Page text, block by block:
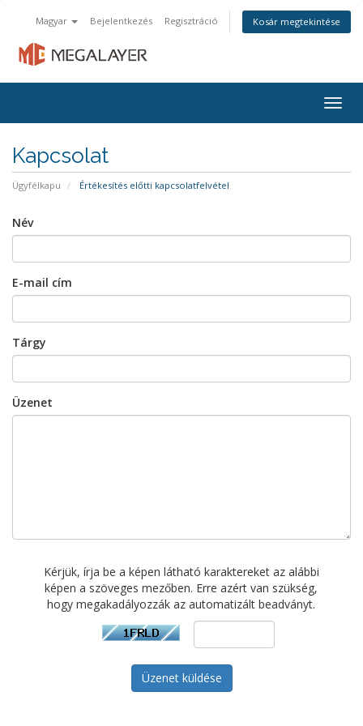
Magyar Bejelentkezés Regisztráció Kosár megtekintése
Kapcsolat
Ügyfélkapu Értékesítés előtti kapcsolatfelvétel
Név
E-mail cím
Tárgy
Üzenet
Kérjük, írja be a képen látható karaktereket az alábbi
képen a szöveges mezőben. Erre azért van szükség,
hogy megakadályozzák az automatizált beadványt.
Üzenet küldése